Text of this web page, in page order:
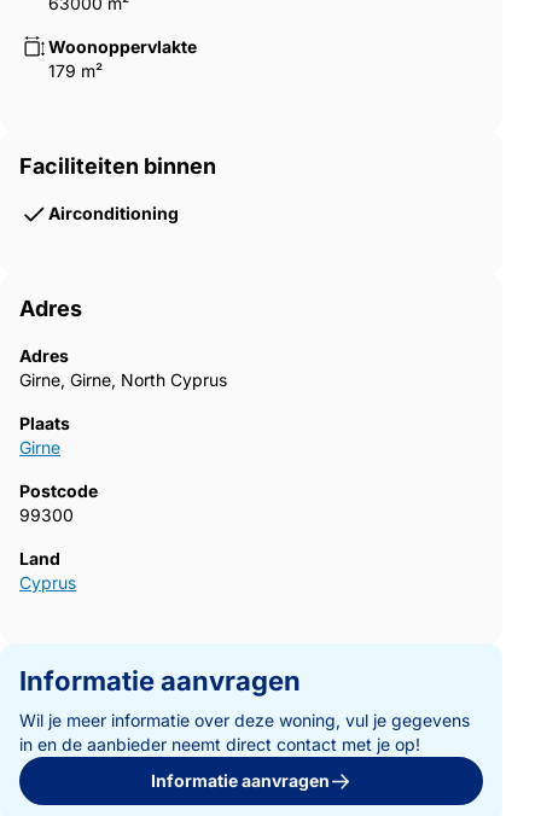
Woonoppervlakte
179 m²
Faciliteiten binnen
Airconditioning
Adres
Adres
Girne, Girne, North Cyprus
Plaats
Girne
Postcode
99300
Land
Cyprus
Informatie aanvragen
Wil je meer informatie over deze woning, vul je gegevens
in en de aanbieder neemt direct contact met je op!
Informatie aanvragen